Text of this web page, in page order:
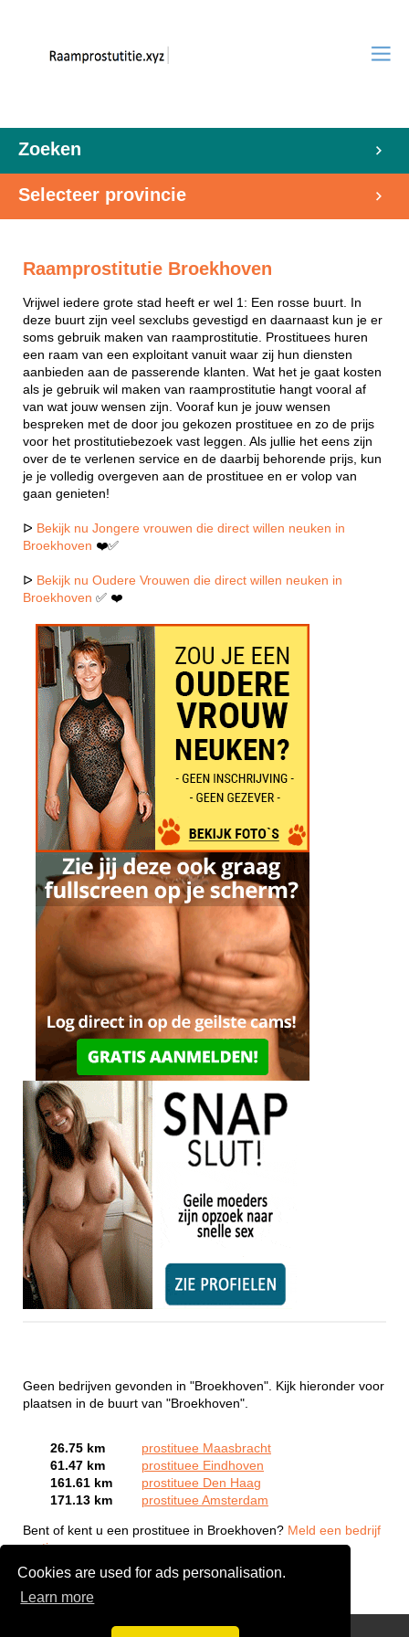
Cookies are used for ads personalisation.
Learn more
Zoeken
Selecteer provincie
Raamprostitutie Broekhoven
Vrijwel iedere grote stad heeft er wel 1: Een rosse buurt. In
deze buurt zijn veel sexclubs gevestigd en daarnaast kun je er
soms gebruik maken van raamprostitutie. Prostituees huren
een raam van een exploitant vanuit waar zij hun diensten
aanbieden aan de passerende klanten. Wat het je gaat kosten
als je gebruik wil maken van raamprostitutie hangt vooral af
van wat jouw wensen zijn. Vooraf kun je jouw wensen
bespreken met de door jou gekozen prostituee en zo de prijs
voor het prostitutiebezoek vast leggen. Als jullie het eens zijn
over de te verlenen service en de daarbij behorende prijs, kun
je je volledig overgeven aan de prostituee en er volop van
gaan genieten!
ᐅ Bekijk nu Jongere vrouwen die direct willen neuken in
Broekhoven ❤️✅
ᐅ Bekijk nu Oudere Vrouwen die direct willen neuken in
Broekhoven ✅ ❤️
Geen bedrijven gevonden in "Broekhoven". Kijk hieronder voor
plaatsen in de buurt van "Broekhoven".
26.75 km
prostituee Maasbracht
61.47 km
prostituee Eindhoven
161.61 km
prostituee Den Haag
171.13 km
prostituee Amsterdam
Bent of kent u een prostituee in Broekhoven? Meld een bedrijf
gratis aan